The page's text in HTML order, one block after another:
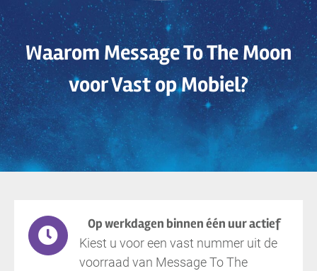
Waarom Message To The Moon
voor Vast op Mobiel?
Op werkdagen binnen één uur actief
Kiest u voor een vast nummer uit de
voorraad van Message To The